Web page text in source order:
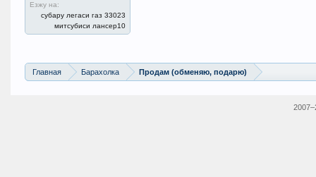
Езжу на:
субару легаси газ 33023
митсубиси лансер10
Главная Барахолка Продам (обменяю, подарю)
2007–